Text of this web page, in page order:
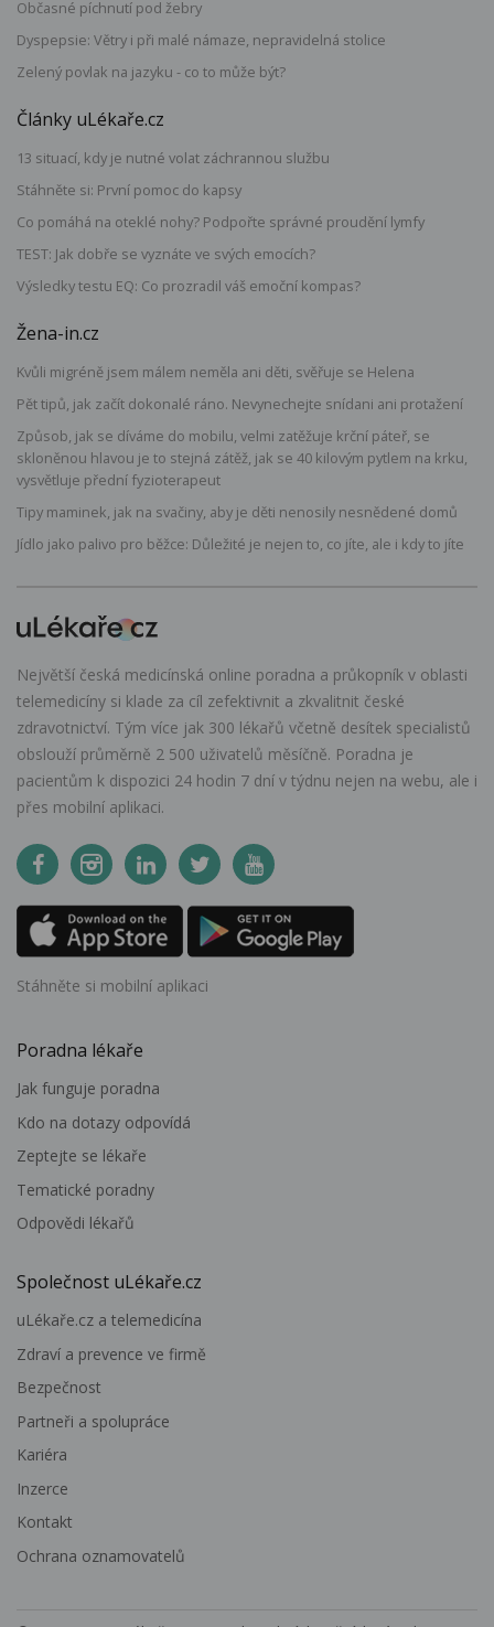
Občasné píchnutí pod žebry
Dyspepsie: Větry i při malé námaze, nepravidelná stolice
Zelený povlak na jazyku - co to může být?
Články uLékaře.cz
13 situací, kdy je nutné volat záchrannou službu
Stáhněte si: První pomoc do kapsy
Co pomáhá na oteklé nohy? Podpořte správné proudění lymfy
TEST: Jak dobře se vyznáte ve svých emocích?
Výsledky testu EQ: Co prozradil váš emoční kompas?
Žena-in.cz
Kvůli migréně jsem málem neměla ani děti, svěřuje se Helena
Pět tipů, jak začít dokonalé ráno. Nevynechejte snídani ani protažení
Způsob, jak se díváme do mobilu, velmi zatěžuje krční páteř, se
skloněnou hlavou je to stejná zátěž, jak se 40 kilovým pytlem na krku,
vysvětluje přední fyzioterapeut
Tipy maminek, jak na svačiny, aby je děti nenosily nesnědené domů
Jídlo jako palivo pro běžce: Důležité je nejen to, co jíte, ale i kdy to jíte
Největší česká medicínská online poradna a průkopník v oblasti
telemedicíny si klade za cíl zefektivnit a zkvalitnit české
zdravotnictví. Tým více jak 300 lékařů včetně desítek specialistů
obslouží průměrně 2 500 uživatelů měsíčně. Poradna je
pacientům k dispozici 24 hodin 7 dní v týdnu nejen na webu, ale i
přes mobilní aplikaci.
Stáhněte si mobilní aplikaci
Poradna lékaře
Jak funguje poradna
Kdo na dotazy odpovídá
Zeptejte se lékaře
Tematické poradny
Odpovědi lékařů
Společnost uLékaře.cz
uLékaře.cz a telemedicína
Zdraví a prevence ve firmě
Bezpečnost
Partneři a spolupráce
Kariéra
Inzerce
Kontakt
Ochrana oznamovatelů